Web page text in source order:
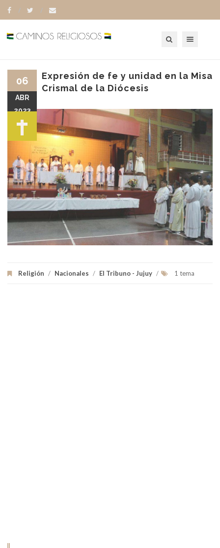
Expresión de fe y unidad en la Misa
Crismal de la Diócesis
Religión / Nacionales / El Tribuno - Jujuy / 1 tema
06
ABR
2023